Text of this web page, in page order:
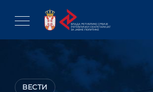
content
ВЕСТИ